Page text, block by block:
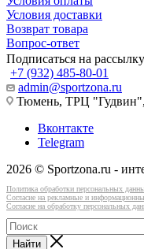
Условия доставки
Возврат товара
Вопрос-ответ
Подписаться на рассылку
+7 (932) 485-80-01
admin@sportzona.ru
Тюмень, ТРЦ
Вконтакте
Telegram
2026 © Sportzona.ru -
Политика обработки персональных
Согласие на рекламные и
Согласие на обработку персональных
Найти